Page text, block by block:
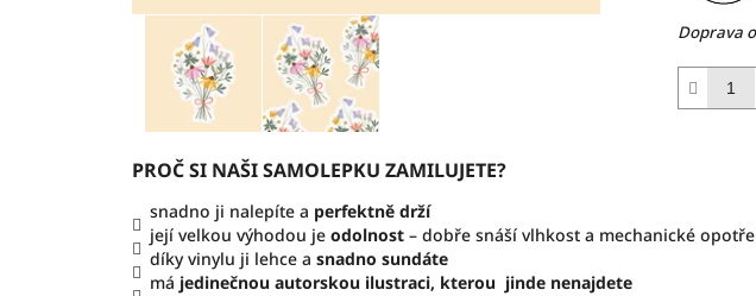
Doprava
PROČ SI NAŠI SAMOLEPKU ZAMILUJETE?
snadno ji nalepíte a perfektně drží
její velkou výhodou je odolnost – dobře snáší vlhkost a mechanické
díky vinylu ji lehce a snadno sundáte
má jedinečnou autorskou ilustraci, kterou jinde nenajdete